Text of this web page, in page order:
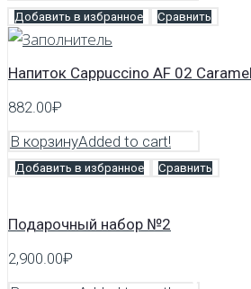
Добавить в избранное Сравнить
Напиток Cappuccino AF 02
882.00₽
В корзинуAdded to cart!
Добавить в избранное Сравнить
Подарочный набор №2
2,900.00₽